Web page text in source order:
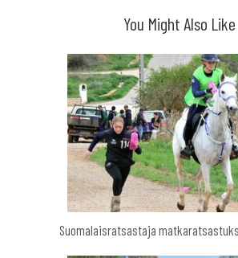
You Might Also Like
Suomalaisratsastaja